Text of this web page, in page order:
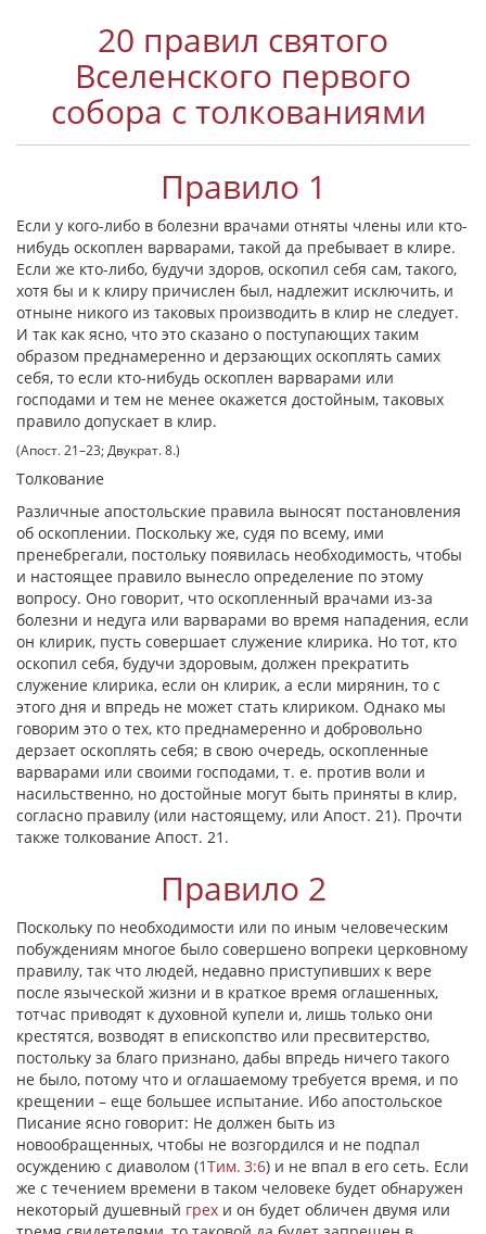
20 правил святого
Вселенского первого
собора с толкованиями
Правило 1
Если у кого-либо в болезни врачами отняты члены или кто-
нибудь оскоплен варварами, такой да пребывает в клире.
Если же кто-либо, будучи здоров, оскопил себя сам, такого,
хотя бы и к клиру причислен был, надлежит исключить, и
отныне никого из таковых производить в клир не следует.
И так как ясно, что это сказано о поступающих таким
образом преднамеренно и дерзающих оскоплять самих
себя, то если кто-нибудь оскоплен варварами или
господами и тем не менее окажется достойным, таковых
правило допускает в клир.
(Апост. 21–23; Двукрат. 8.)
Толкование
Различные апостольские правила выносят постановления
об оскоплении. Поскольку же, судя по всему, ими
пренебрегали, постольку появилась необходимость, чтобы
и настоящее правило вынесло определение по этому
вопросу. Оно говорит, что оскопленный врачами из-за
болезни и недуга или варварами во время нападения, если
он клирик, пусть совершает служение клирика. Но тот, кто
оскопил себя, будучи здоровым, должен прекратить
служение клирика, если он клирик, а если мирянин, то с
этого дня и впредь не может стать клириком. Однако мы
говорим это о тех, кто преднамеренно и добровольно
дерзает оскоплять себя; в свою очередь, оскопленные
варварами или своими господами, т. е. против воли и
насильственно, но достойные могут быть приняты в клир,
согласно правилу (или настоящему, или Апост. 21). Прочти
также толкование Апост. 21.
Правило 2
Поскольку по необходимости или по иным человеческим
побуждениям многое было совершено вопреки церковному
правилу, так что людей, недавно приступивших к вере
после языческой жизни и в краткое время оглашенных,
тотчас приводят к духовной купели и, лишь только они
крестятся, возводят в епископство или пресвитерство,
постольку за благо признано, дабы впредь ничего такого
не было, потому что и оглашаемому требуется время, и по
крещении – еще большее испытание. Ибо апостольское
Писание ясно говорит: He должен быть из
новообращенных, чтобы не возгордился и не подпал
осуждению с диаволом (1Тим. 3:6) и не впал в его сеть. Если
же с течением времени в таком человеке будет обнаружен
некоторый душевный грех и он будет обличен двумя или